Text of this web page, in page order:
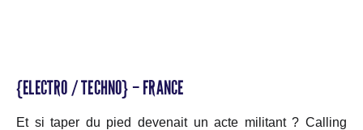
{ELECTRO / TECHNO} – FRANCE
Et si taper du pied devenait un acte militant ? Calling